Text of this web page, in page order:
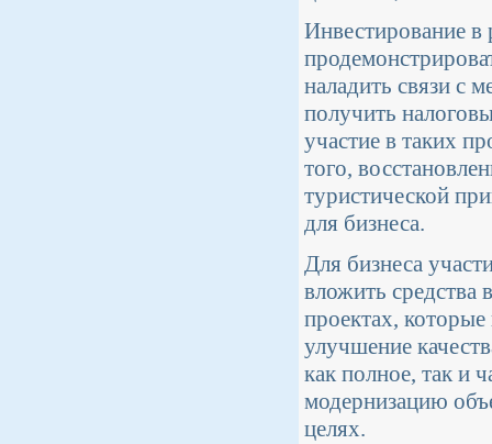
Инвестирование в
наладить связи с
получить
участие в таких
того,
туристической
для бизнеса.
Для бизнеса
вложить средства
проектах,
улучшение
как полное, так и
модернизацию
целях.